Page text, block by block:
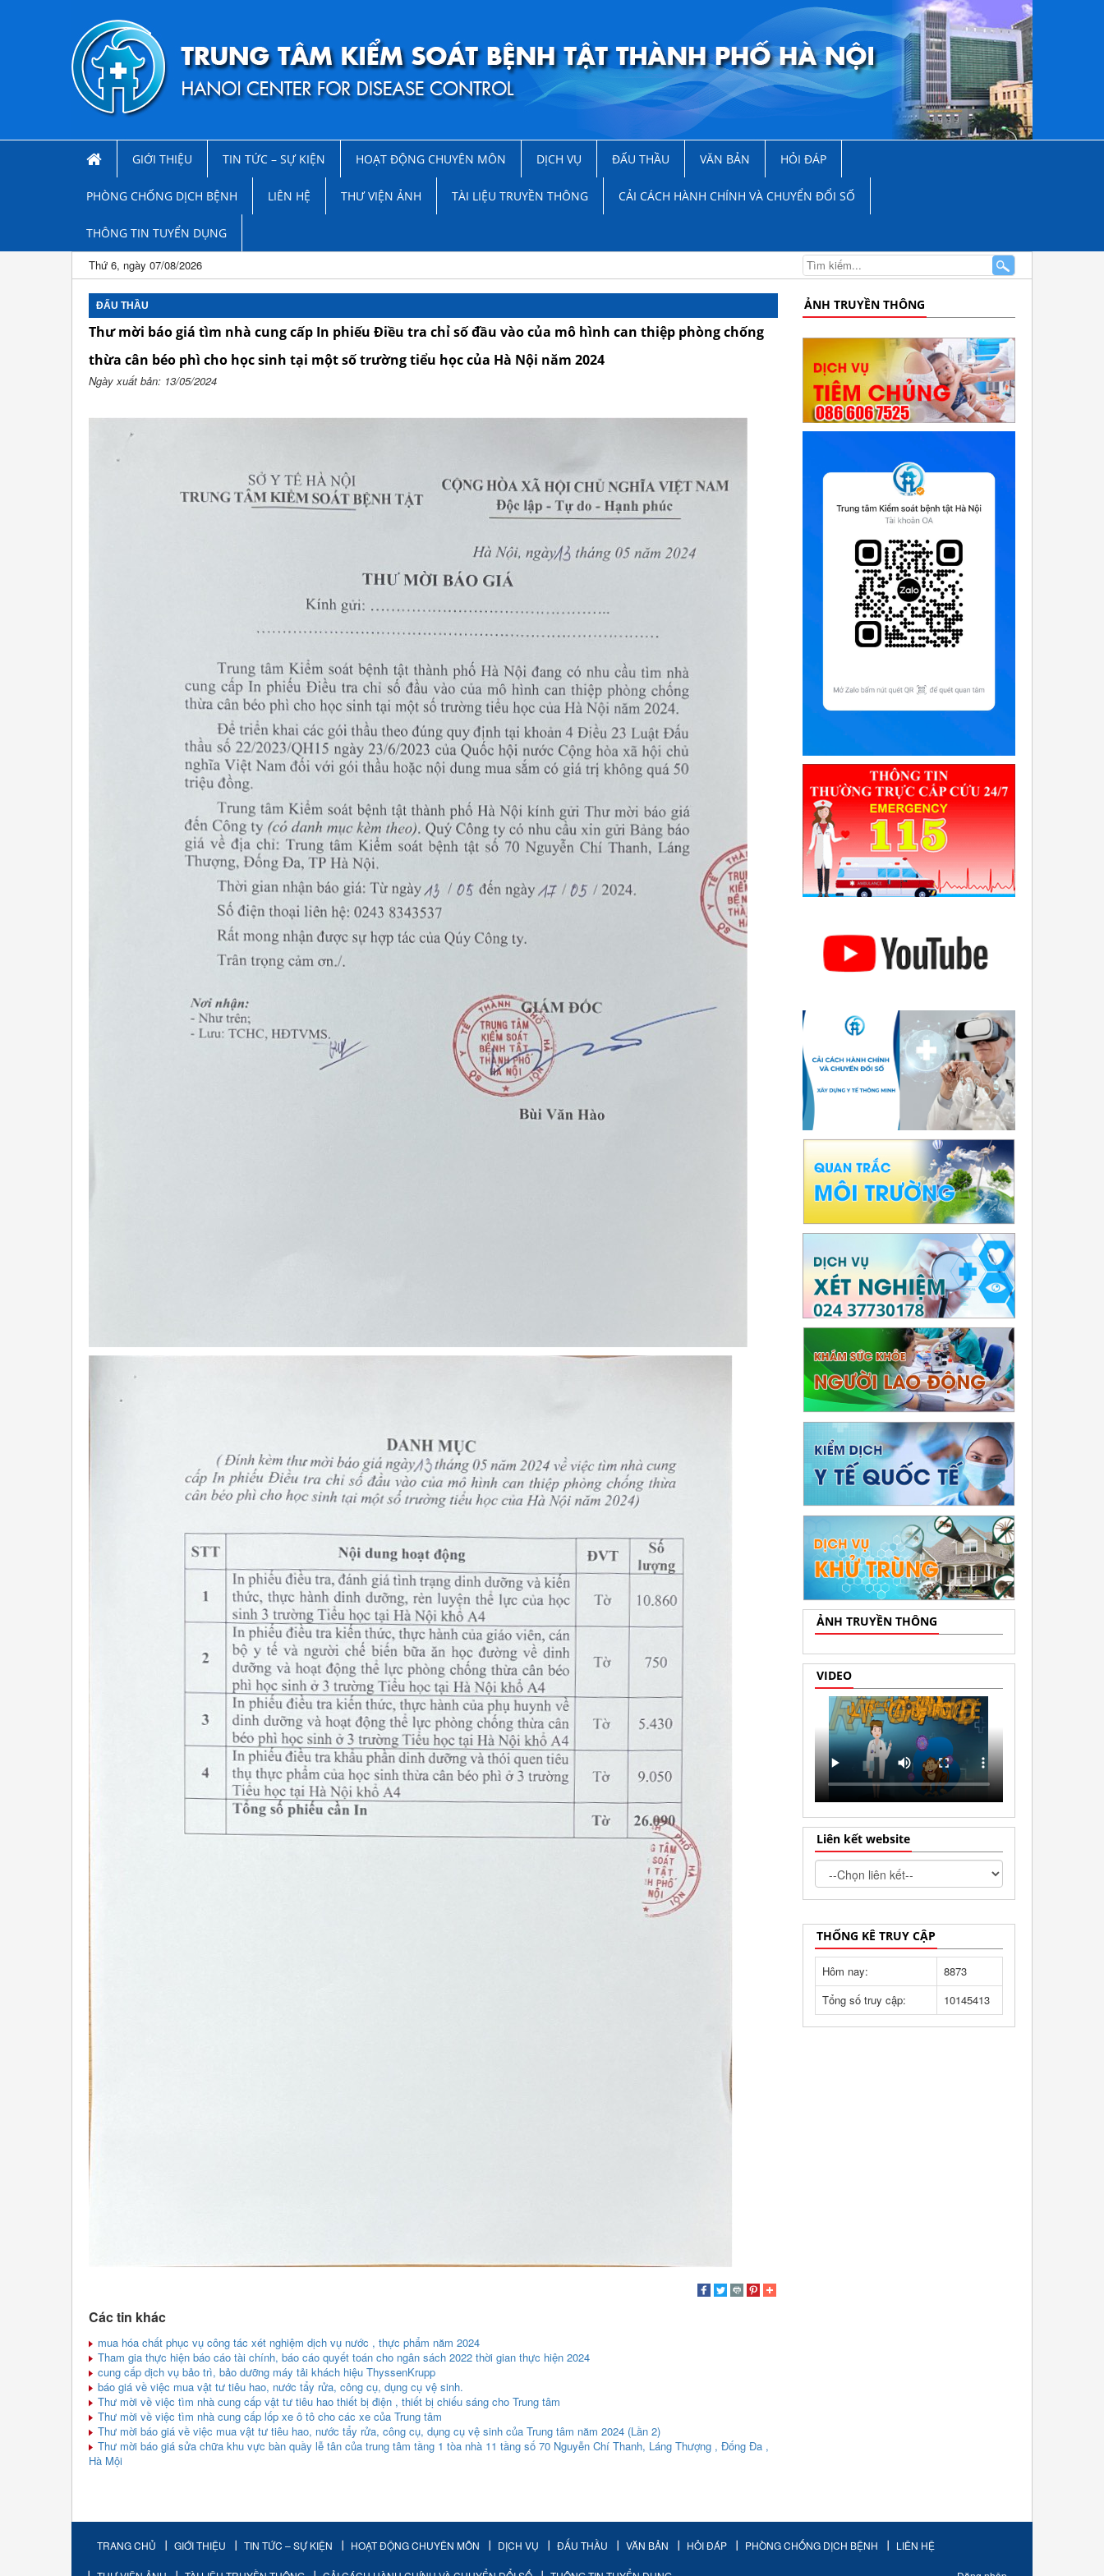
GIỚI THIỆU TIN TỨC – SỰ KIỆN HOẠT ĐỘNG CHUYÊN MÔN DỊCH VỤ ĐẤU THẦU VĂN BẢN HỎI ĐÁP
PHÒNG CHỐNG DỊCH BỆNH LIÊN HỆ THƯ VIỆN ẢNH TÀI LIỆU TRUYỀN THÔNG CẢI CÁCH HÀNH CHÍNH VÀ CHUYỂN ĐỔI SỐ
THÔNG TIN TUYỂN DỤNG
Thứ 6, ngày 07/08/2026
ĐẤU THẦU
Thư mời báo giá tìm nhà cung cấp In phiếu Điều tra chỉ số đầu vào của mô hình can thiệp phòng chống
thừa cân béo phì cho học sinh tại một số trường tiểu học của Hà Nội năm 2024
Ngày xuất bản: 13/05/2024
Các tin khác
mua hóa chất phục vụ công tác xét nghiệm dịch vụ nước , thực phẩm năm 2024
Tham gia thực hiện báo cáo tài chính, báo cáo quyết toán cho ngân sách 2022 thời gian thực hiện 2024
cung cấp dịch vụ bảo trì, bảo dưỡng máy tải khách hiệu ThyssenKrupp
báo giá về việc mua vật tư tiêu hao, nước tẩy rửa, công cụ, dụng cụ vệ sinh.
Thư mời về việc tìm nhà cung cấp vật tư tiêu hao thiết bị điện , thiết bị chiếu sáng cho Trung tâm
Thư mời về việc tìm nhà cung cấp lốp xe ô tô cho các xe của Trung tâm
Thư mời báo giá về việc mua vật tư tiêu hao, nước tẩy rửa, công cụ, dụng cụ vệ sinh của Trung tâm năm 2024 (Lần 2)
Thư mời báo giá sửa chữa khu vực bàn quầy lễ tân của trung tâm tầng 1 tòa nhà 11 tầng số 70 Nguyễn Chí Thanh, Láng Thượng , Đống Đa ,
Hà Mội
ẢNH TRUYỀN THÔNG
ẢNH TRUYỀN THÔNG
VIDEO
Liên kết website
THỐNG KÊ TRUY CẬP
Hôm nay:
8873
Tổng số truy cập:
10145413
TRANG CHỦ GIỚI THIỆU TIN TỨC – SỰ KIỆN HOẠT ĐỘNG CHUYÊN MÔN DỊCH VỤ ĐẤU THẦU VĂN BẢN HỎI ĐÁP PHÒNG CHỐNG DỊCH BỆNH LIÊN HỆ